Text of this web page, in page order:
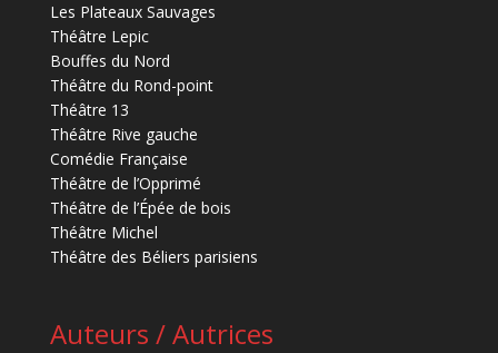
Les Plateaux Sauvages
Théâtre Lepic
Bouffes du Nord
Théâtre du Rond-point
Théâtre 13
Théâtre Rive gauche
Comédie Française
Théâtre de l’Opprimé
Théâtre de l’Épée de bois
Théâtre Michel
Théâtre des Béliers parisiens
Auteurs / Autrices